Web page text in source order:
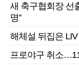
새 축구협회장 선
명”
해체설 뒤집은
프로야구 취소